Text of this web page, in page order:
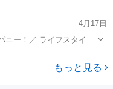
4月17日
フスタイル
リーニング”需要が急速
リーニング市場のパイオ
もっと見る